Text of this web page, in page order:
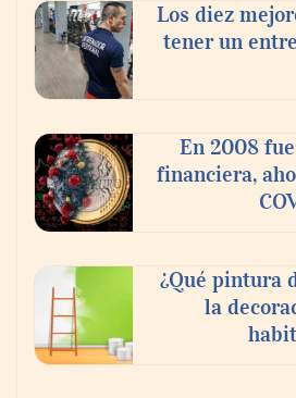
‘El ransomware se puede
Ricardo Palacio Escobar
Los diez
tener un
En 2008
financiera,
¿Qué pintura
la